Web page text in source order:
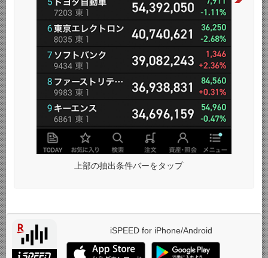
上部の抽出条件バーをタップ
iSPEED for iPhone/Android